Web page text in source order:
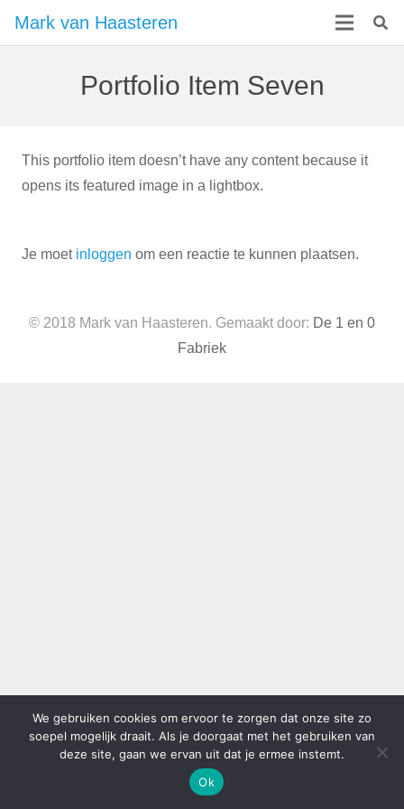
Mark van Haasteren
Portfolio Item Seven
This portfolio item doesn’t have any content because it
opens its featured image in a lightbox.
Je moet inloggen om een reactie te kunnen plaatsen.
© 2018 Mark van Haasteren. Gemaakt door: De 1 en 0
Fabriek
We gebruiken cookies om ervoor te zorgen dat onze site zo
soepel mogelijk draait. Als je doorgaat met het gebruiken van
deze site, gaan we ervan uit dat je ermee instemt.
Ok